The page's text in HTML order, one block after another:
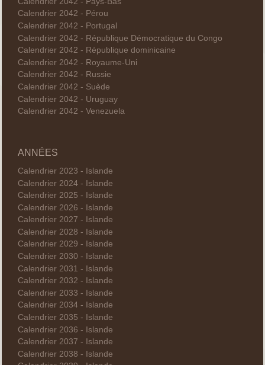
Calendrier 2042 - Pérou
Calendrier 2042 - Portugal
Calendrier 2042 - République Démocratique du Congo
Calendrier 2042 - République dominicaine
Calendrier 2042 - Royaume-Uni
Calendrier 2042 - Russie
Calendrier 2042 - Suède
Calendrier 2042 - Uruguay
Calendrier 2042 - Venezuela
ANNÉES
Calendrier 2023 - Islande
Calendrier 2024 - Islande
Calendrier 2025 - Islande
Calendrier 2026 - Islande
Calendrier 2027 - Islande
Calendrier 2028 - Islande
Calendrier 2029 - Islande
Calendrier 2030 - Islande
Calendrier 2031 - Islande
Calendrier 2032 - Islande
Calendrier 2033 - Islande
Calendrier 2034 - Islande
Calendrier 2035 - Islande
Calendrier 2036 - Islande
Calendrier 2037 - Islande
Calendrier 2038 - Islande